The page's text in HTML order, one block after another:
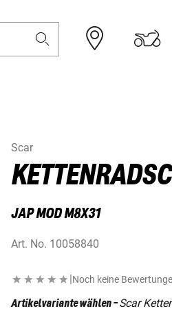
Scar
JAP MOD M8X31
Art. No. 10058840
|Noch keine
Artikelvariante wählen-Scar